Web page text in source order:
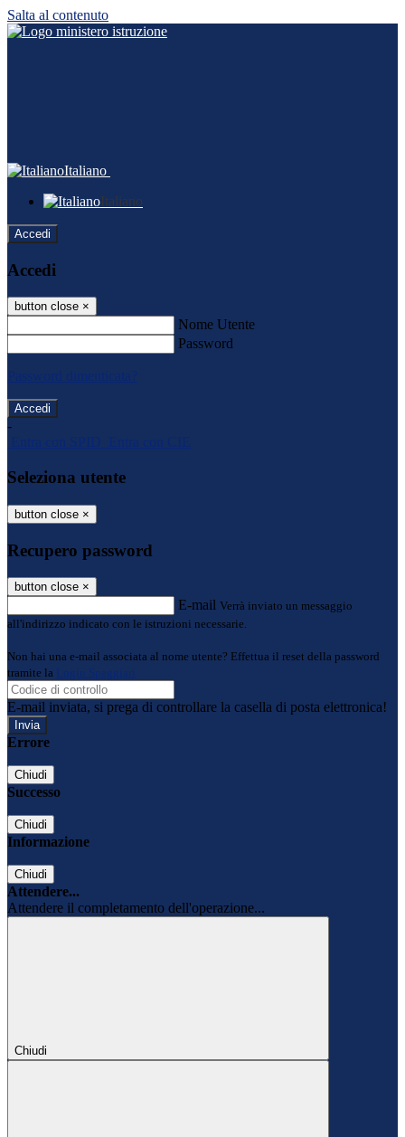
Salta al contenuto
Italiano
Italiano
Accedi
Accedi
button close ×
Nome Utente
Password
Password dimenticata?
-
Entra con SPID
Entra con CIE
Seleziona utente
button close ×
Recupero password
button close ×
E-mail Verrà inviato un messaggio
all'indirizzo indicato con le istruzioni necessarie.
Non hai una e-mail associata al nome utente? Effettua il reset della password
tramite la
Login Spaggiari
E-mail inviata, si prega di controllare la casella di posta elettronica!
Errore
Chiudi
Successo
Chiudi
Informazione
Chiudi
Attendere...
Attendere il completamento dell'operazione...
Chiudi